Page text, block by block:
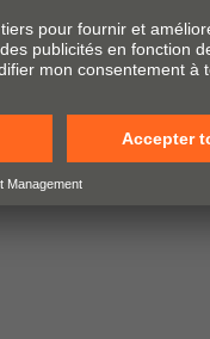
buanderie ou
verrouillage, les
mouvement
TIP-ON, vous
mouvement élevé.